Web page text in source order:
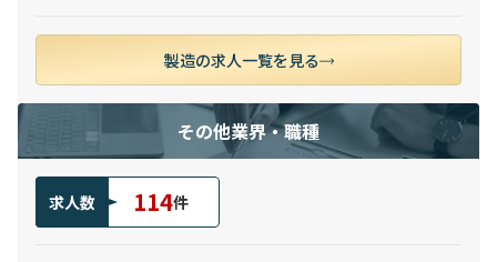
製造の求人一覧を見る
その他業界・職種
求人数 114件